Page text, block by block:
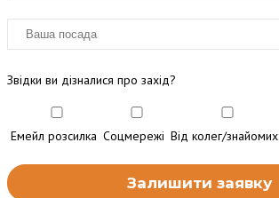
Звідки ви дізналися про захід?
Емейл розсилка Соцмережі Від колег/знайомих